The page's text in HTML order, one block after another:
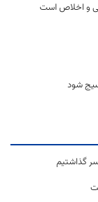
و اخلاص است
شود
گذاشتیم